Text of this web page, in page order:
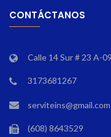
CONTÁCTANOS
Calle 14 Sur # 23 A-
3173681267
serviteins@gmail.com
(608) 8643529